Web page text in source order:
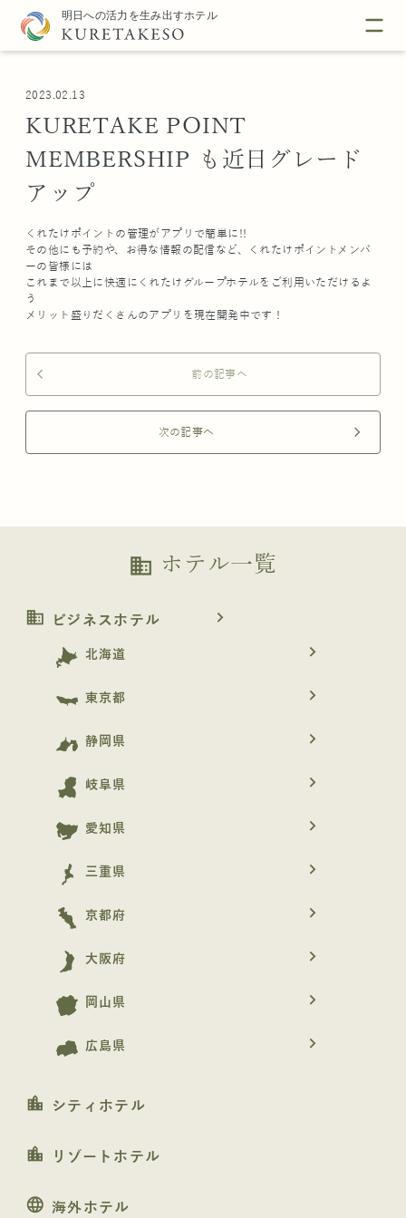
2023.02.13
KURETAKE POINT
MEMBERSHIP も近日グレード
アップ
くれたけポイントの管理がアプリで簡単に!!
その他にも予約や、お得な情報の配信など、くれたけポイントメンバ
ーの皆様には
これまで以上に快適にくれたけグループホテルをご利用いただけるよ
う
メリット盛りだくさんのアプリを現在開発中です！
arrow_back_ios 前の記事へ
次の記事へ arrow_forward_ios
business ホテル一覧
business ビジネスホテル navigate_next
北海道 navigate_next
東京都 navigate_next
静岡県 navigate_next
岐阜県 navigate_next
愛知県 navigate_next
三重県 navigate_next
京都府 navigate_next
大阪府 navigate_next
岡山県 navigate_next
広島県 navigate_next
location_city シティホテル
location_city リゾートホテル
language 海外ホテル